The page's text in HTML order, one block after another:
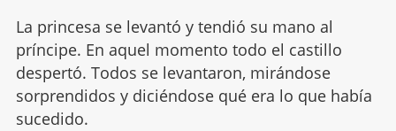
La princesa se levantó y tendió su mano al
príncipe. En aquel momento todo el castillo
despertó. Todos se levantaron, mirándose
sorprendidos y diciéndose qué era lo que había
sucedido.